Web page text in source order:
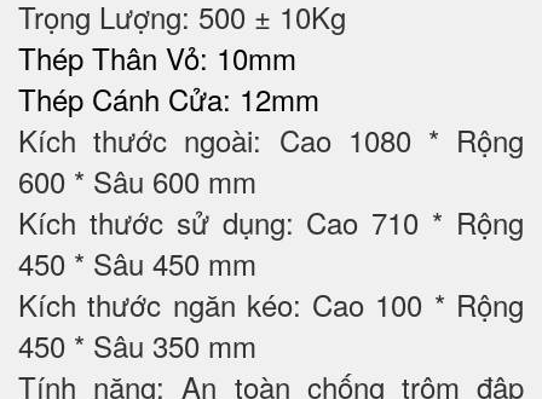
Trọng Lượng: 500 ± 10Kg
Thép Thân Vỏ: 10mm
Thép Cánh Cửa: 12mm
Kích thước ngoài: Cao 1080 * Rộng
600 * Sâu 600 mm
Kích thước sử dụng: Cao 710 * Rộng
450 * Sâu 450 mm
Kích thước ngăn kéo: Cao 100 * Rộng
450 * Sâu 350 mm
Tính năng: An toàn chống trộm đập